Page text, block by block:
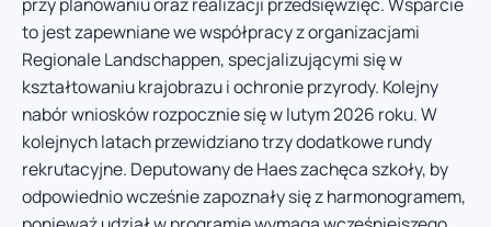
to jest zapewniane we współpracy z organizacjami
Regionale Landschappen, specjalizującymi się w
kształtowaniu krajobrazu i ochronie przyrody. Kolejny
nabór wniosków rozpocznie się w lutym 2026 roku. W
kolejnych latach przewidziano trzy dodatkowe rundy
rekrutacyjne. Deputowany de Haes zachęca szkoły, by
odpowiednio wcześnie zapoznały się z harmonogramem,